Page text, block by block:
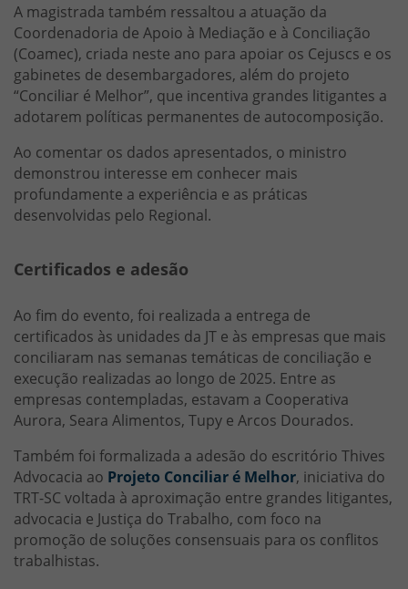
A magistrada também ressaltou a atuação da
Coordenadoria de Apoio à Mediação e à Conciliação
(Coamec), criada neste ano para apoiar os Cejuscs e os
gabinetes de desembargadores, além do projeto
“Conciliar é Melhor”, que incentiva grandes litigantes a
adotarem políticas permanentes de autocomposição.
Ao comentar os dados apresentados, o ministro
demonstrou interesse em conhecer mais
profundamente a experiência e as práticas
desenvolvidas pelo Regional.
Certificados e adesão
Ao fim do evento, foi realizada a entrega de
certificados às unidades da JT e às empresas que mais
conciliaram nas semanas temáticas de conciliação e
execução realizadas ao longo de 2025. Entre as
empresas contempladas, estavam a Cooperativa
Aurora, Seara Alimentos, Tupy e Arcos Dourados.
Também foi formalizada a adesão do escritório Thives
Advocacia ao Projeto Conciliar é Melhor, iniciativa do
TRT-SC voltada à aproximação entre grandes litigantes,
advocacia e Justiça do Trabalho, com foco na
promoção de soluções consensuais para os conflitos
trabalhistas.